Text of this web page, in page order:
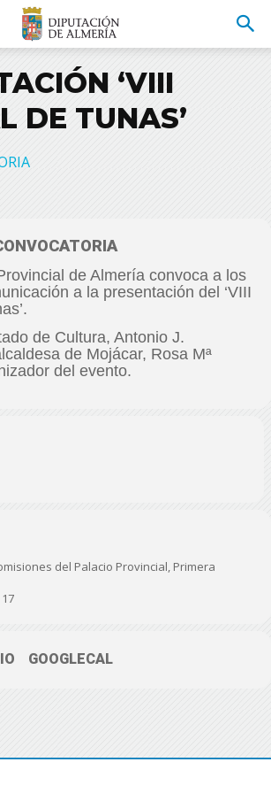
‘VIII
DE TUNAS’
de Almería convoca a los
a la presentación del ‘VIII
de Cultura, Antonio J.
de Mojácar, Rosa Mª
del evento.
del Palacio Provincial, Primera
GOOGLECAL